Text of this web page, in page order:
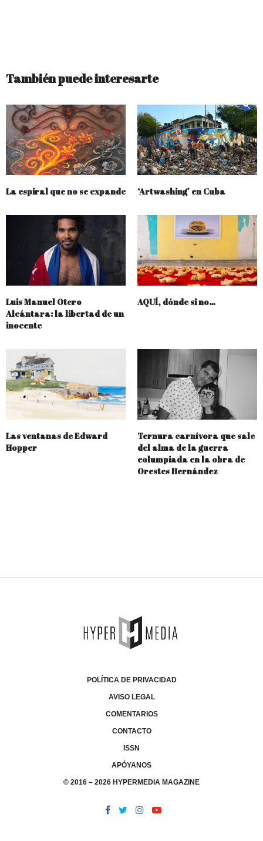
También puede interesarte
La espiral que no se expande ‘Artwashing’ en Cuba
Luis Manuel Otero
Alcántara: la libertad de un
inocente
AQUÍ, dónde si no…
Las ventanas de Edward
Hopper
Ternura carnívora que sale
del alma de la guerra
columpiada en la obra de
Orestes Hernández
POLÍTICA DE PRIVACIDAD
AVISO LEGAL
COMENTARIOS
CONTACTO
ISSN
APÓYANOS
© 2016 – 2026 HYPERMEDIA MAGAZINE